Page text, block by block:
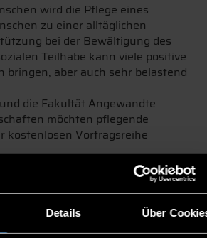
Details Über
wird die Pflege eines
zu einer alltäglichen
bei der Bewältigung des
Teilhabe kann viele positive
bringen, aber auch sehr belastend
die Fakultät Angewandte
möchten pflegende
kostenlosen Vortragsreihe
am Dienstag, den 16. Juni 2026
lautet:
So gelingt die